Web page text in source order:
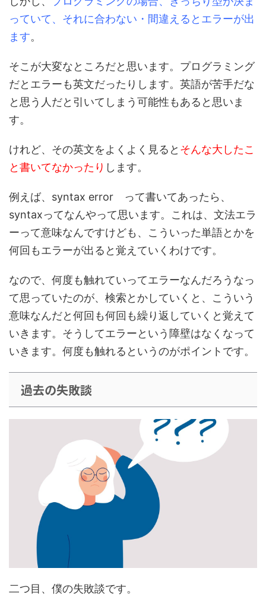
っていて、それに合わない・間違えるとエラーが出
ます。
そこが大変なところだと思います。プログラミング
だとエラーも英文だったりします。英語が苦手だな
と思う人だと引いてしまう可能性もあると思いま
す。
けれど、その英文をよくよく見ると そんな大したこ
と書いてなかったり します。
例えば、syntax error って書いてあったら、
syntaxってなんやって思います。これは、文法エラ
ーって意味なんですけども、こういった単語とかを
何回もエラーが出ると覚えていくわけです。
なので、何度も触れていってエラーなんだろうなっ
て思っていたのが、検索とかしていくと、こういう
意味なんだと何回も何回も繰り返していくと覚えて
いきます。そうしてエラーという障壁はなくなって
いきます。 何度も触れる というのがポイントです。
過去の失敗談
二つ目、僕の失敗談です。